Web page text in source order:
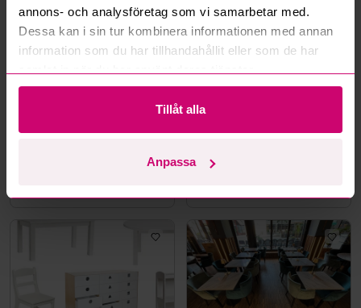
annons- och analysföretag som vi samarbetar med.
Dessa kan i sin tur kombinera informationen med annan
information som du har tillhandahållit eller som de har
Tillåt alla
Anpassa
5h 4m
st. fåtöljer Homeline